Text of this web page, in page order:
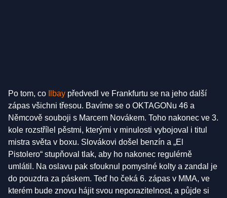
Po tom, co Ilbay předvedl ve Frankfurtu se na jeho další
zápas všichni třesou. Bavíme se o OKTAGONu 46 a
Němcově souboji s Marcem Novákem. Toho nakonec ve 3.
kole rozstřílel pěstmi, kterými v minulosti vybojoval i titul
mistra světa v boxu. Slovákovi došel benzín a „El
Pistolero“ stupňoval tlak, aby ho nakonec regulérně
umlátil. Na oslavu pak sfouknul pomyslné kolty a zandal je
do pouzdra za páskem. Teď ho čeká 6. zápas v MMA, ve
kterém bude znovu hájit svou neporazitelnost, a půjde si